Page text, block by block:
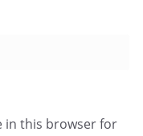
in this browser for